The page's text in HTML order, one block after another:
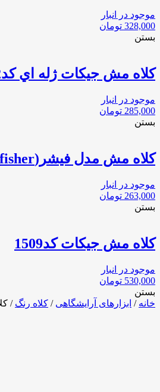
موجود در انبار
328,000 تومان
بستن
كلاه مش جيكات ژله اي كد9452
موجود در انبار
285,000 تومان
بستن
کلاه مش مدل فیشر(fisher)
موجود در انبار
263,000 تومان
بستن
كلاه مش جيكات كد1509
موجود در انبار
530,000 تومان
بستن
خانه / ابزارهای آرایشگاهی / کلاه رنگ /